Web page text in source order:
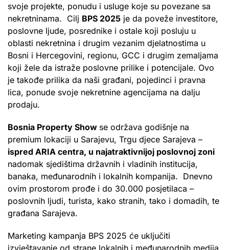
svoje projekte, ponudu i usluge koje su povezane sa
nekretninama. Cilj BPS 2025 je da poveže investitore,
poslovne ljude, posrednike i ostale koji posluju u
oblasti nekretnina i drugim vezanim djelatnostima u
Bosni i Hercegovini, regionu, GCC i drugim zemaljama
koji žele da istraže poslovne prilike i potencijale. Ovo
je takođe prilika da naši građani, pojedinci i pravna
lica, ponude svoje nekretnine agencijama na dalju
prodaju.
Bosnia Property Show se održava godišnje na
premium lokaciji u Sarajevu, Trgu djece Sarajeva –
ispred ARIA centra, u najatraktivnijoj poslovnoj zoni
nadomak sjedištima državnih i vladinih institucija,
banaka, međunarodnih i lokalnih kompanija. Dnevno
ovim prostorom prođe i do 30.000 posjetilaca –
poslovnih ljudi, turista, kako stranih, tako i domadih, te
građana Sarajeva.
Marketing kampanja BPS 2025 će uključiti
izvještavanje od strane lokalnih i međunarodnih medija,